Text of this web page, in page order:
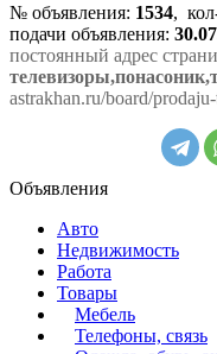
№ объявления: 1534,
подачи объявления:
постоянный адрес
astrakhan.ru/board/
Объявления
Авто
Недвижимость
Работа
Товары
Мебель
Телефоны, связь